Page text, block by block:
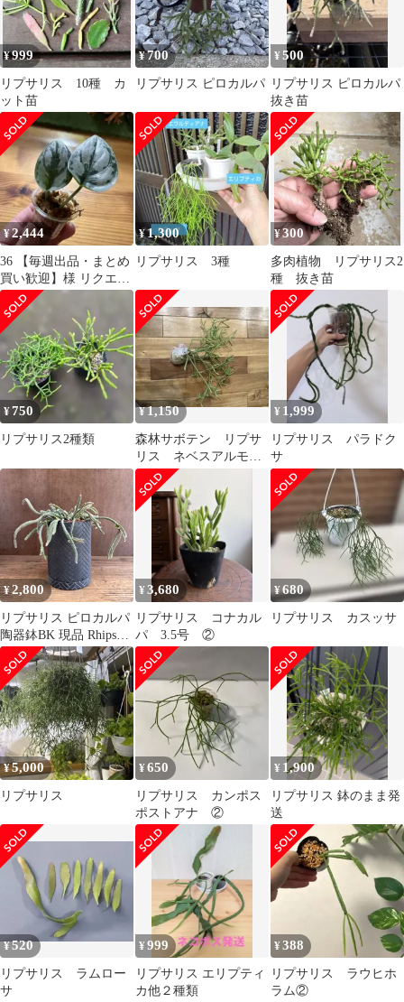
ボテン 観葉植物 観葉
植物 珍奇植物 珍奇 珍
しい 多肉植物 多肉 カ
クタス サボテン グリー
ン
¥999
リプサリス 10種 カ
ット苗
¥700
リプサリス ピロカルパ
¥500
リプサリス ピロカルパ
抜き苗
¥2,444
36 【毎週出品・まとめ
買い歓迎】様 リクエス
ト 4点 まとめ商品
¥1,300
リプサリス 3種
¥300
多肉植物 リプサリス2
種 抜き苗
¥750
リプサリス2種類
¥1,150
森林サボテン リプサ
リス ネベスアルモン
ディ
¥ 1,999
リプサリス パラドク
サ
¥2,800
リプサリス ピロカルパ
陶器鉢BK 現品 Rhipsalis
pilocarpa エリスロリプ
サリス フロストシュガ
ー 朝の霜 髭赤葦 森林
サボテン ジャングルサ
ボテン 観葉植物 観葉
植物 珍奇植物 珍奇 珍
しい 多肉植物 多肉 カ
クタス サボテン グリー
ン
¥3,680
リプサリス コナカル
パ 3.5号 ②
¥680
リプサリス カスッサ
¥5,000
リプサリス
¥650
リプサリス カンポス
ポストアナ ②
¥ 1,900
リプサリス 鉢のまま発
送
¥520
リプサリス ラムロー
サ
¥999
リプサリス エリプティ
カ他２種類
¥388
リプサリス ラウヒホ
ラム②